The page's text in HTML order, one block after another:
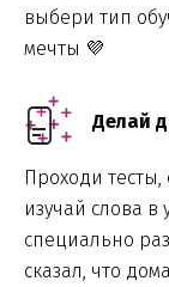
выбери тип
мечты 💜
Делай
Проходи
изучай слова
специально
сказал, что